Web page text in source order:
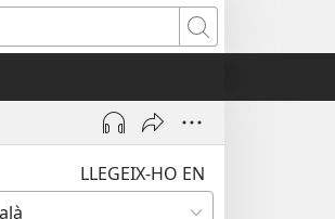
Cerca
LLEGEIX-HO EN